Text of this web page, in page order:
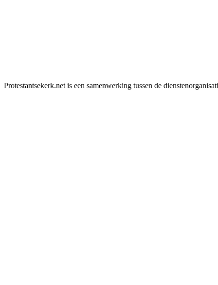
Protestantsekerk.net is een samenwerking tussen de